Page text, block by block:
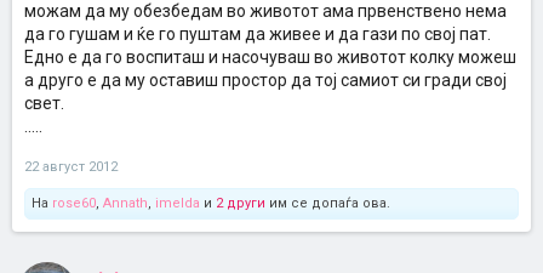
можам да му обезбедам во животот ама првенствено нема
да го гушам и ќе го пуштам да живее и да гази по свој пат.
Едно е да го воспиташ и насочуваш во животот колку можеш
а друго е да му оставиш простор да тој самиот си гради свој
свет.
22 август 2012
На rose60, Annath, imelda и 2 други им се допаѓа ова.